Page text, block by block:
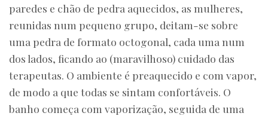
paredes e chão de pedra aquecidos, as mulheres,
reunidas num pequeno grupo, deitam-se sobre
uma pedra de formato octogonal, cada uma num
dos lados, ficando ao (maravilhoso) cuidado das
terapeutas. O ambiente é preaquecido e com vapor,
de modo a que todas se sintam confortáveis. O
banho começa com vaporização, seguida de uma